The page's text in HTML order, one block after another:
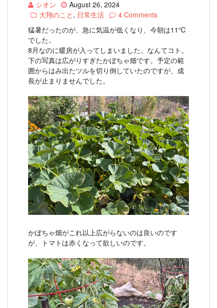
シオン
August 26, 2024
大翔のこと , 日常生活
4 Comments
猛暑だったのが、急に気温が低くなり、今朝は11℃
でした。
8月なのに暖房が入ってしまいました。なんてコト。
下の写真は広がりすぎたかぼちゃ畑です。予定の範
囲からはみ出たツルを切り倒していたのですが、成
長が止まりませんでした。
かぼちゃ畑がこれ以上広がらないのは良いのです
が、トマトは赤くなって欲しいのです。